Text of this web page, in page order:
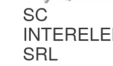
SC
SRL